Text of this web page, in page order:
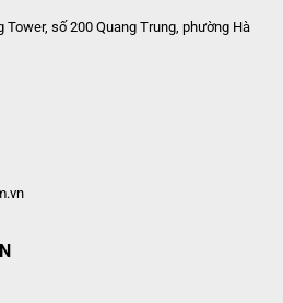
Tower, số 200 Quang Trung, phường Hà